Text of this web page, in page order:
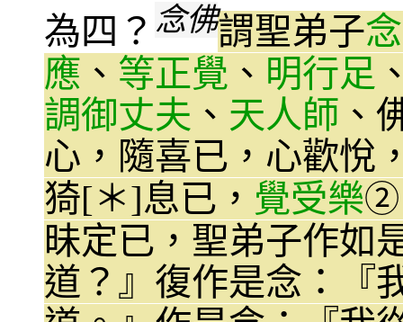
為四？ 念佛謂聖弟子
應 、 等正覺 、 明行足
調御丈夫 、 天人師 、
心，隨喜已，心歡悅
猗[＊]息已， 覺受樂②
昧定已，聖弟子作如
道？』復作是念：『